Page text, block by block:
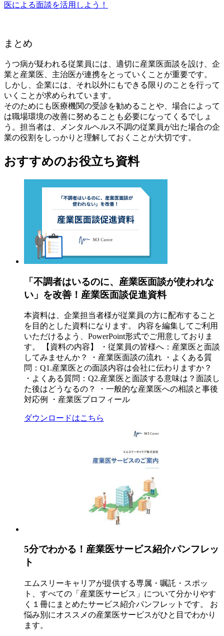
医による面談を活用しよう！
まとめ
うつ病が疑われる従業員には、適切に産業医面談を設け、企
業と産業医、主治医が連携をとっていくことが重要です。
しかし、企業には、それ以外にもできる限りのことを行って
いくことが求められています。
そのためにも医療機関の受診を勧めることや、場合によって
は職場環境の改善に努めることも必要になってくるでしょ
う。担当者は、メンタルヘルス不調の従業員が出た場合の企
業の役割をしっかりと理解しておくことが大切です。
おすすめのお役立ち資料
「不調者はいるのに、産業医面談が使われな
い」を改善！産業医面談促進資料
本資料は、企業担当者様が従業員の方に配布すること
を目的とした資料になります。 内容を編集してご利用
いただけるよう、PowerPoint形式でご用意しておりま
す。 【資料の内容】 ・従業員の皆様へ：産業医と面談
してみませんか？ ・産業医面談の流れ ・よくある質
問：Q1.産業医との面談内容は会社に伝わりますか？
・よくある質問：Q2.産業医と面談する意味は？面談し
た後はどうなるの？ ・一般的な産業医への相談と事後
対応例 ・産業医プロフィール
ダウンロードはこちら
5分でわかる！産業医サービス紹介パンフレッ
ト
エムスリーキャリアが提供する専属・嘱託・スポッ
ト、すべての「産業医サービス」について分かりやす
く１冊にまとめたサービス紹介パンフレットです。 お
悩み別にオススメの産業医サービスがひと目でわかり
ます。